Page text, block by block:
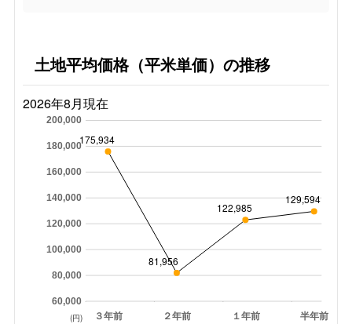
土地平均価格（平米単価）の推移
2026年8月現在
３年前 ２年前 １年前 半年前
60,000
80,000
100,000
120,000
140,000
160,000
180,000
200,000
175,934
81,956
122,985
129,594
(円)